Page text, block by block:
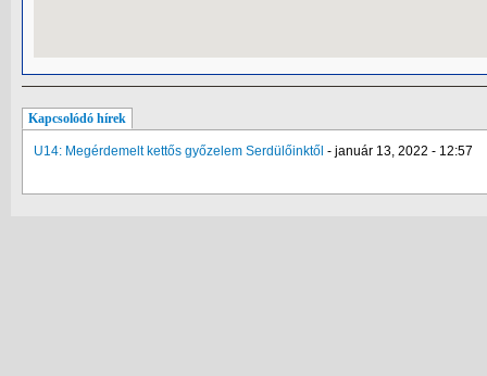
Kapcsolódó hírek
U14: Megérdemelt kettős győzelem Serdülőinktől - január 13, 2022 - 12:57